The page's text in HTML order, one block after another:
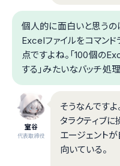
個人的に面白いと思うの
Excelファイルをコマン
点ですよね。「100個の
する」みたいなバッチ処
室谷
代表取締役
そうなんです
タラクティブ
エージェント
向いている。